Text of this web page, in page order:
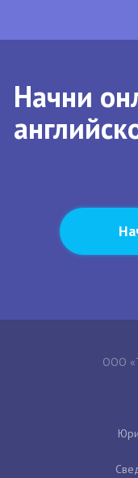
Начни
ООО